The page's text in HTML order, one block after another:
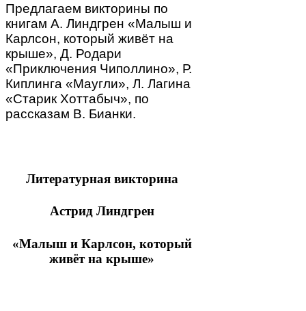
Предлагаем викторины по
книгам А. Линдгрен «Малыш и
Карлсон, который живёт на
крыше», Д. Родари
«Приключения Чиполлино», Р.
Киплинга «Маугли», Л. Лагина
«Старик Хоттабыч», по
рассказам В. Бианки.
Литературная викторина
Астрид Линдгрен
«Малыш и Карлсон, который
живёт на крыше»